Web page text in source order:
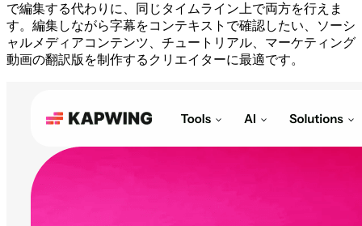
で編集する代わりに、同じタイムライン上で両方を行えま
す。編集しながら字幕をコンテキストで確認したい、ソーシ
ャルメディアコンテンツ、チュートリアル、マーケティング
動画の翻訳版を制作するクリエイターに最適です。